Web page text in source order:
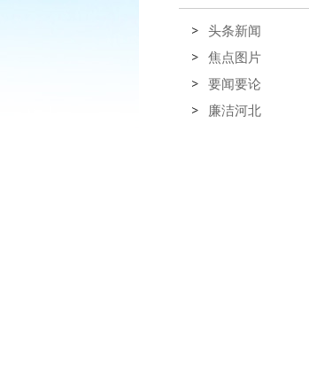
头条新闻
焦点图片
要闻要论
廉洁河北